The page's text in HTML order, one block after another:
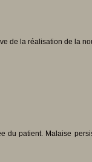
de la réalisation de la
du patient. Malaise